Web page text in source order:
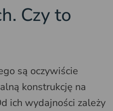
Czy to
są oczywiście
konstrukcję na
ich wydajności zależy